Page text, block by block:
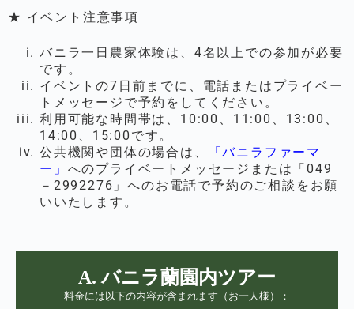
★ イベント注意事項
バニラ一日農家体験は、4名以上での参加が必要
です。
イベントの7日前までに、電話またはプライベー
トメッセージで予約をしてください。
利用可能な時間帯は、10:00、11:00、13:00、
14:00、15:00です。
公共機関や団体の場合は、
「バニラファーマ
ー」 へのプライベートメッセージまたは「049
－2992276」へのお電話で予約のご相談をお願
いいたします。
A. バニラ蘭園内ツアー
料金には以下の内容が含まれます（お一人様）：